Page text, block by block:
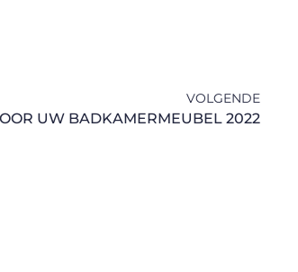
VOLGENDE
UW BADKAMERMEUBEL 2022